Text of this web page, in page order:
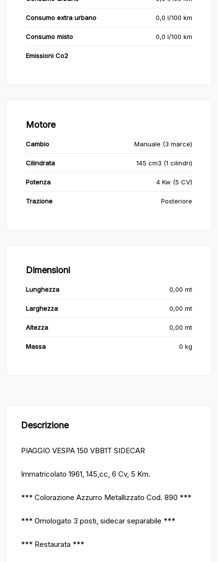
Consumo extra urbano 0,0 l/100 km
Consumo misto 0,0 l/100 km
Emissioni Co2
Motore
Cambio Manuale (3 marce)
Cilindrata 145 cm3 (1 cilindri)
Potenza 4 Kw (5 CV)
Trazione Posteriore
Dimensioni
Lunghezza 0,00 mt
Larghezza 0,00 mt
Altezza 0,00 mt
Massa 0 kg
Descrizione
PIAGGIO VESPA 150 VBB1T SIDECAR
Immatricolato 1961, 145,cc, 6 Cv, 5 Km.
*** Colorazione Azzurro Metallizzato Cod. 890 ***
*** Omologato 3 posti, sidecar separabile ***
*** Restaurata ***